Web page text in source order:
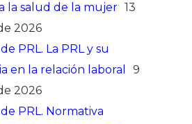
la salud de la mujer 13
2026
PRL. La PRL y su
en la relación laboral
9
2026
PRL. Normativa